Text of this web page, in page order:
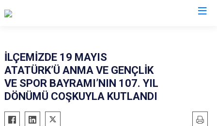
Ahmetli
Akhisar
Demirci
Salihli
Sarıgöl
İLÇEMİZDE 19 MAYIS
ATATÜRK’Ü ANMA VE GENÇLİK
VE SPOR BAYRAMI’NIN 107. YIL
DÖNÜMÜ COŞKUYLA KUTLANDI